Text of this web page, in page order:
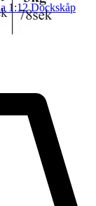
1:12 Dockskåp